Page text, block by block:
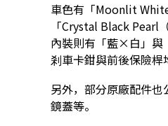
車色有「Moonlit
「Crystal Black Pearl
內裝則有「藍×白」與
剎車卡鉗與前後保險桿
另外，部分原廠配件
鏡蓋等。